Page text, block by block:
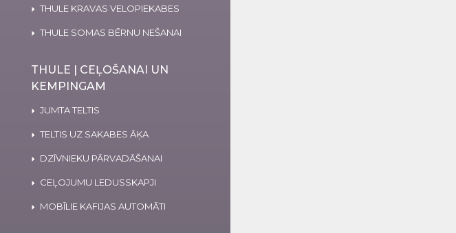
THULE KRAVAS VELOPIEKABES
THULE SOMAS BĒRNU NEŠANAI
THULE | CEĻOŠANAI UN
KEMPINGAM
JUMTA TELTIS
TELTIS UZ SAKABES ĀĶA
DZĪVNIEKU PĀRVADĀŠANAI
CEĻOJUMU LEDUSSKAPJI
MOBĪLIE KAFIJAS AUTOMĀTI